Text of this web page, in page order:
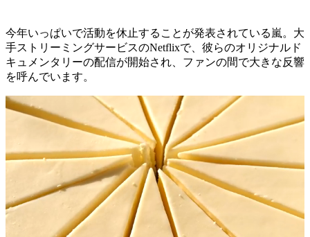
今年いっぱいで活動を休止することが発表されている嵐。大
手ストリーミングサービスのNetflixで、彼らのオリジナルド
キュメンタリーの配信が開始され、ファンの間で大きな反響
を呼んでいます。